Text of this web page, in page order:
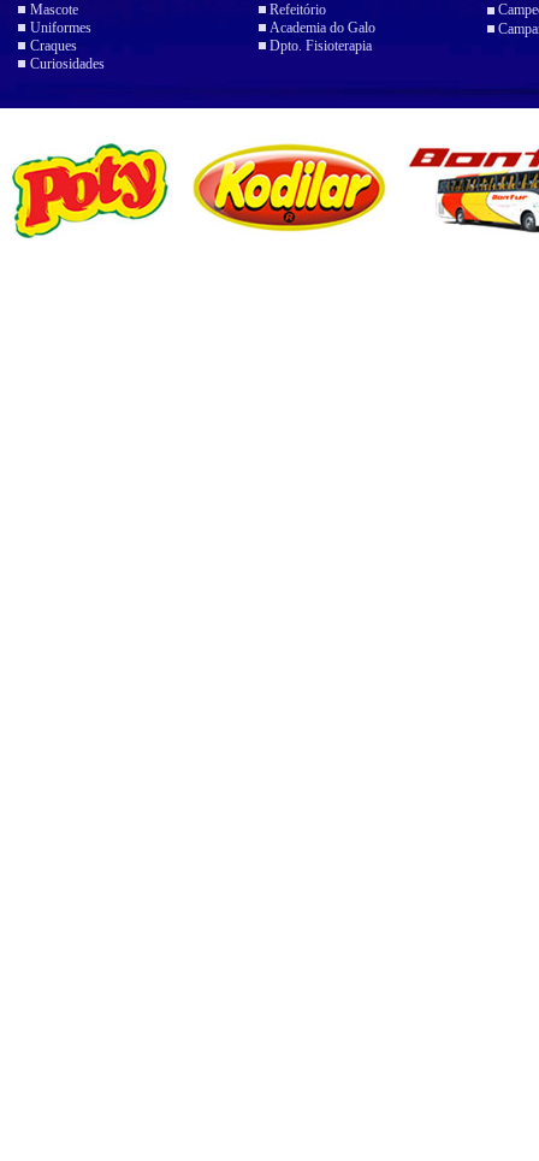
Mascote
Uniformes
Craques
Curiosidades
Refeitório
Academia do Galo
Dpto. Fisioterapia